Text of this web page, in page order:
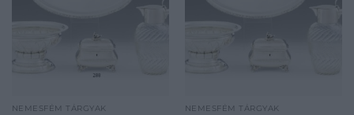
NEMESFÉM TÁRGYAK NEMESFÉM TÁRGYAK